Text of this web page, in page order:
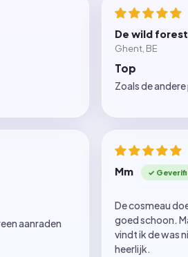
De wild forest
Ghent, BE
Top
Zoals de
aanraden
Mm
De cosmeau
goed schoon.
vindt ik de was
heerlijk.